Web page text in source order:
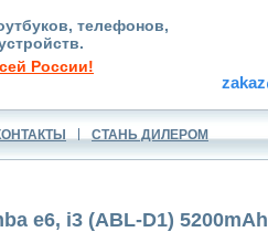
телефонов,
России!
zakaz
СТАНЬ ДИЛЕРОМ
e6, i3 (ABL-D1) 5200mAh